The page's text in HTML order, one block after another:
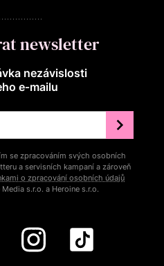
newsletter
nezávislosti
e‑mailu
se zpracováním svých osobních
a servisních kampaní a zároveň
o zpracování osobních údajů
s.r.o. a Heroine s.r.o.